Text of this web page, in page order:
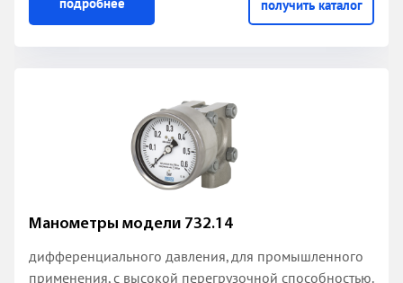
подробнее получить каталог
Манометры модели 732.14
дифференциального давления, для промышленного
применения, с высокой перегрузочной способностью.